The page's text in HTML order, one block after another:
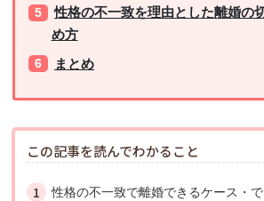
性格の不一致を理由とした離婚の
め方
まとめ
この記事を読んでわかること
性格の不一致で離婚できるケース・